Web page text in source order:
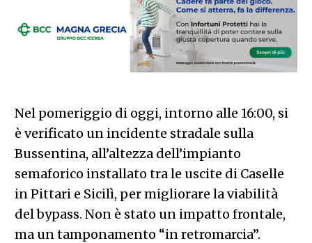
Nel pomeriggio di oggi, intorno alle 16:00, si
è verificato un incidente stradale sulla
Bussentina, all’altezza dell’impianto
semaforico installato tra le uscite di Caselle
in Pittari e Sicilì, per migliorare la viabilità
del bypass. Non è stato un impatto frontale,
ma un tamponamento “in retromarcia”.